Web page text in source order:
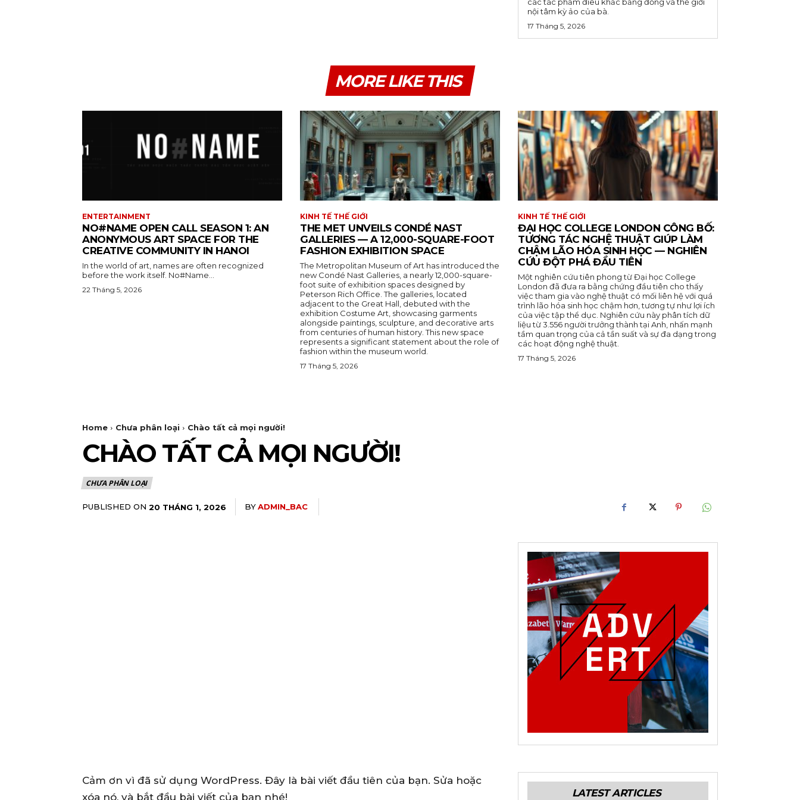
nội tâm kỳ ảo của bà.
17 Tháng 5, 2026
MORE LIKE THIS
ENTERTAINMENT
NO#NAME OPEN CALL SEASON 1: AN
ANONYMOUS ART SPACE FOR THE
CREATIVE COMMUNITY IN HANOI
In the world of art, names are often recognized
before the work itself. No#Name...
22 Tháng 5, 2026
KINH TẾ THẾ GIỚI
THE MET UNVEILS CONDÉ NAST
GALLERIES — A 12,000-SQUARE-FOOT
FASHION EXHIBITION SPACE
The Metropolitan Museum of Art has introduced the
new Condé Nast Galleries, a nearly 12,000-square-
foot suite of exhibition spaces designed by
Peterson Rich Office. The galleries, located
adjacent to the Great Hall, debuted with the
exhibition Costume Art, showcasing garments
alongside paintings, sculpture, and decorative arts
from centuries of human history. This new space
represents a significant statement about the role of
fashion within the museum world.
17 Tháng 5, 2026
KINH TẾ THẾ GIỚI
ĐẠI HỌC COLLEGE LONDON CÔNG BỐ:
TƯƠNG TÁC NGHỆ THUẬT GIÚP LÀM
CHẬM LÃO HÓA SINH HỌC — NGHIÊN
CỨU ĐỘT PHÁ ĐẦU TIÊN
Một nghiên cứu tiên phong từ Đại học College
London đã đưa ra bằng chứng đầu tiên cho thấy
việc tham gia vào nghệ thuật có mối liên hệ với quá
trình lão hóa sinh học chậm hơn, tương tự như lợi ích
của việc tập thể dục. Nghiên cứu này phân tích dữ
liệu từ 3.556 người trưởng thành tại Anh, nhấn mạnh
tầm quan trọng của cả tần suất và sự đa dạng trong
các hoạt động nghệ thuật.
17 Tháng 5, 2026